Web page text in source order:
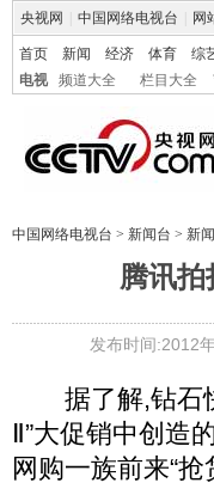
央视网 中国网络电视台 网
首页 新闻 经济 体育 综
电视
频道大全 栏目大全
中国网络电视台 > 新闻台 > 新
腾讯
发布时间:2012
据了解,钻石快
Ⅱ”大促销中创造
网购一族前来“